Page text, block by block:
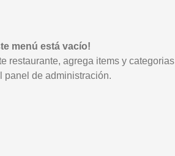
menú está vacío!
restaurante, agrega items y categorias
panel de administración.